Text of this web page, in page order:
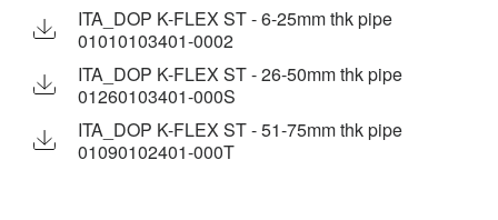
ITA_DOP K-FLEX ST - 6-25mm thk pipe
01010103401-0002
ITA_DOP K-FLEX ST - 26-50mm thk pipe
01260103401-000S
ITA_DOP K-FLEX ST - 51-75mm thk pipe
01090102401-000T